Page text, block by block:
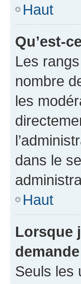
Haut
Qu’est-
Les
nombre
les
dans le
Haut
Lorsque
Seuls les